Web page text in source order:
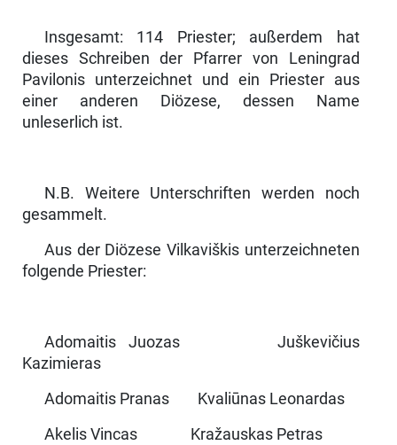
Insgesamt: 114 Priester; außerdem hat
dieses Schreiben der Pfarrer von Leningrad
Pavilonis unterzeichnet und ein Priester aus
einer anderen Diözese, dessen Name
unleserlich ist.
N.B. Weitere Unterschriften werden noch
gesammelt.
Aus der Diözese Vilkaviškis unterzeichneten
folgende Priester:
Adomaitis Juozas Juškevičius
Kazimieras
Adomaitis Pranas Kvaliūnas Leonardas
Akelis Vincas Kražauskas Petras